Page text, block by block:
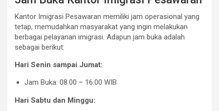
Kantor Imigrasi Pesawaran memiliki jam operasional yang
tetap, memudahkan masyarakat yang ingin melakukan
berbagai pelayanan imigrasi. Adapun jam buka adalah
sebagai berikut:
Hari Senin sampai Jumat:
Jam Buka: 08.00 – 16.00 WIB
Hari Sabtu dan Minggu: